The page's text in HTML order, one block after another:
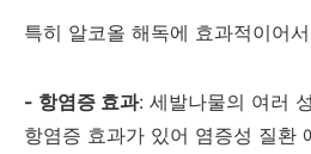
특히 알코올 해독에 효과적이어
- 항염증 효과: 세발나물의 여러
항염증 효과가 있어 염증성 질환